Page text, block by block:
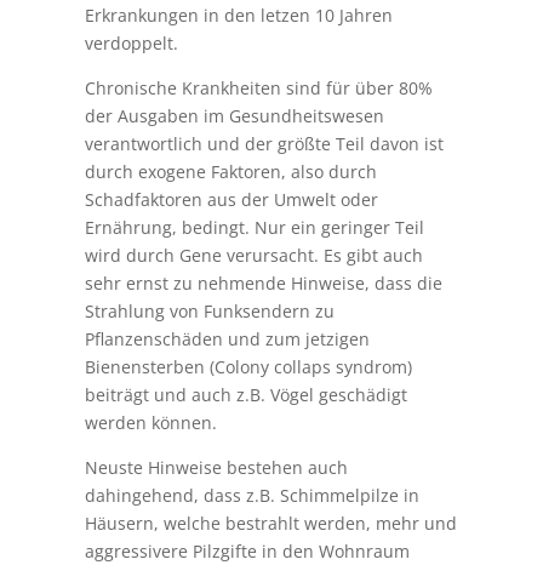
Erkrankungen in den letzen 10 Jahren
verdoppelt.
Chronische Krankheiten sind für über 80%
der Ausgaben im Gesundheitswesen
verantwortlich und der größte Teil davon ist
durch exogene Faktoren, also durch
Schadfaktoren aus der Umwelt oder
Ernährung, bedingt. Nur ein geringer Teil
wird durch Gene verursacht. Es gibt auch
sehr ernst zu nehmende Hinweise, dass die
Strahlung von Funksendern zu
Pflanzenschäden und zum jetzigen
Bienensterben (Colony collaps syndrom)
beiträgt und auch z.B. Vögel geschädigt
werden können.
Neuste Hinweise bestehen auch
dahingehend, dass z.B. Schimmelpilze in
Häusern, welche bestrahlt werden, mehr und
aggressivere Pilzgifte in den Wohnraum